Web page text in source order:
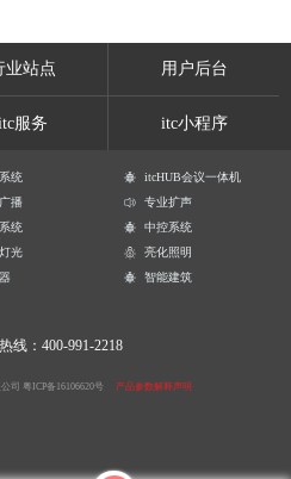
业站点 用户后台
服务 itc小程序
统
itcHUB会议一体机
播
专业扩声
统
中控系统
光
亮化照明
智能建筑
线：400-991-2218
司 粤ICP备16106620号 产品参数解释声明